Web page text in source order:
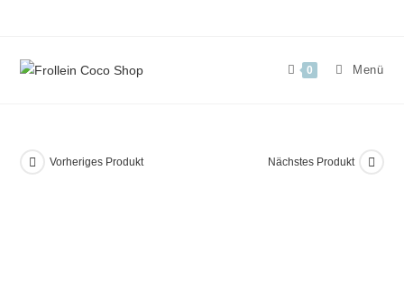
0 Menü
Vorheriges Produkt Nächstes Produkt